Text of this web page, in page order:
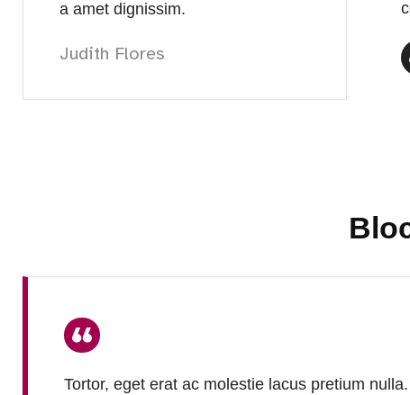
a amet dignissim.
Judith Flores
Tortor, eget erat ac molestie lacus pretium